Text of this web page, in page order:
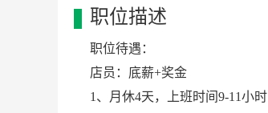
职位描述
职位待遇：
店员：底薪+奖金
1、月休4天，上班时间9-11小时